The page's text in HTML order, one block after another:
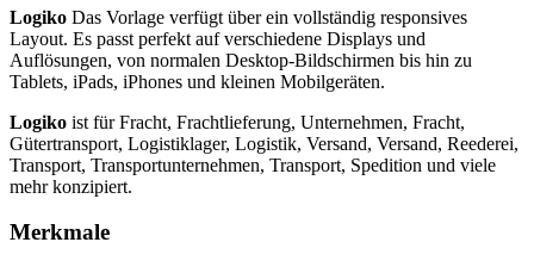
Logiko Das Vorlage verfügt über ein vollständig responsives
Layout. Es passt perfekt auf verschiedene Displays und
Auflösungen, von normalen Desktop-Bildschirmen bis hin zu
Tablets, iPads, iPhones und kleinen Mobilgeräten.
Logiko ist für Fracht, Frachtlieferung, Unternehmen, Fracht,
Gütertransport, Logistiklager, Logistik, Versand, Versand, Reederei,
Transport, Transportunternehmen, Transport, Spedition und viele
mehr konzipiert.
Merkmale